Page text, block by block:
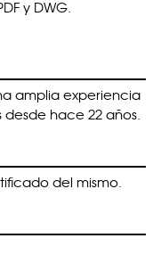
y DWG.
amplia experiencia
hace 22 años.
del mismo.